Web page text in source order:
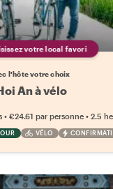
votre local favori
l'hôte votre choix
An à vélo
• €24.61 par personne • 2.5
VÉLO